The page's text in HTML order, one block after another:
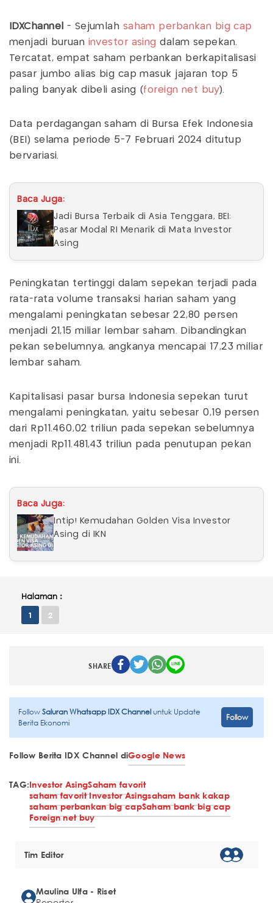
IDXChannel - Sejumlah saham perbankan big cap
menjadi buruan investor asing dalam sepekan.
Tercatat, empat saham perbankan berkapitalisasi
pasar jumbo alias big cap masuk jajaran top 5
paling banyak dibeli asing (foreign net buy).
Data perdagangan saham di Bursa Efek Indonesia
(BEI) selama periode 5-7 Februari 2024 ditutup
bervariasi.
Baca Juga:
Jadi Bursa Terbaik di Asia Tenggara, BEI:
Pasar Modal RI Menarik di Mata Investor
Asing
Peningkatan tertinggi dalam sepekan terjadi pada
rata-rata volume transaksi harian saham yang
mengalami peningkatan sebesar 22,80 persen
menjadi 21,15 miliar lembar saham. Dibandingkan
pekan sebelumnya, angkanya mencapai 17,23 miliar
lembar saham.
Kapitalisasi pasar bursa Indonesia sepekan turut
mengalami peningkatan, yaitu sebesar 0,19 persen
dari Rp11.460,02 triliun pada sepekan sebelumnya
menjadi Rp11.481,43 triliun pada penutupan pekan
ini.
Baca Juga:
Intip! Kemudahan Golden Visa Investor
Asing di IKN
Halaman :
1 2
SHARE
FollowSaluran Whatsapp IDX Channeluntuk Update
Berita Ekonomi
Follow
Follow Berita IDX Channel diGoogle News
TAG:Investor AsingSaham favorit
saham favorit Investor Asingsaham bank kakap
saham perbankan big capSaham bank big cap
Foreign net buy
Tim Editor
Maulina Ulfa - Riset